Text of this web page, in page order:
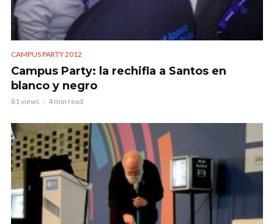
CAMPUS PARTY 2012
Campus Party: la rechifla a Santos en
blanco y negro
81 views 4 min read